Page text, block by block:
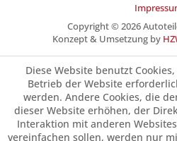
Copyright © 2026
Konzept & Umsetzung by
Diese Website benutzt
Betrieb der Website
werden. Andere Cookies, die
dieser Website erhöhen, der
Interaktion mit anderen
vereinfachen sollen, werden nur